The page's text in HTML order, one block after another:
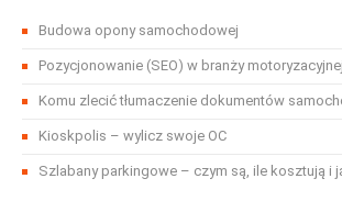
Budowa opony samochodowej
Pozycjonowanie (SEO) w branży motoryzacyjnej
Komu zlecić tłumaczenie dokumentów
Kioskpolis – wylicz swoje OC
Szlabany parkingowe – czym są, ile kosztują i